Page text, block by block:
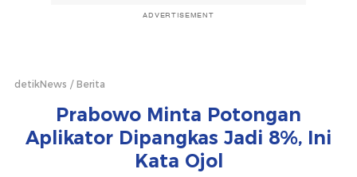
ADVERTISEMENT
detikNews Berita
Prabowo Minta Potongan
Aplikator Dipangkas Jadi 8%, Ini
Kata Ojol